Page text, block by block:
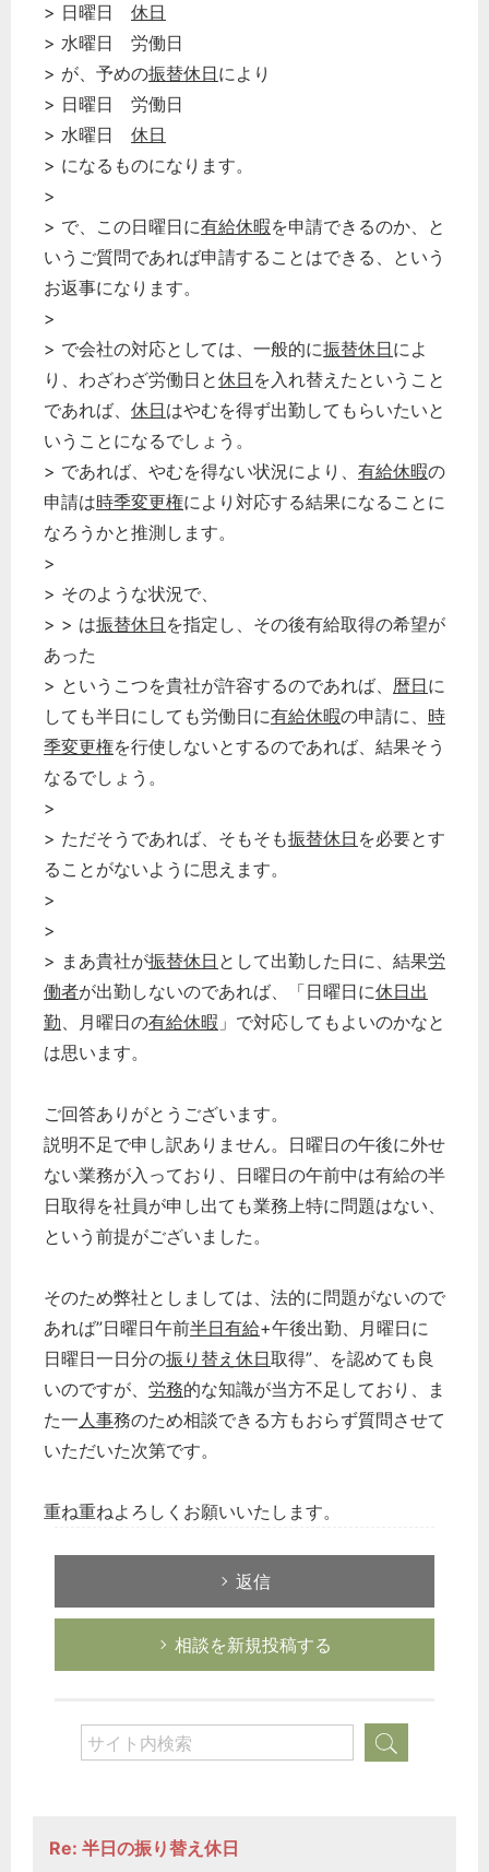
> 日曜日 休日
> 水曜日 労働日
> が、予めの振替休日により
> 日曜日 労働日
> 水曜日 休日
> になるものになります。
>
> で、この日曜日に有給休暇を申請できるのか、と
いうご質問であれば申請することはできる、という
お返事になります。
>
> で会社の対応としては、一般的に振替休日によ
り、わざわざ労働日と休日 を入れ替えたということ
であれば、 休日はやむを得ず出勤してもらいたいと
いうことになるでしょう。
> であれば、やむを得ない状況により、 有給休暇の
申請は時季変更権により対応する結果になることに
なろうかと推測します。
>
> そのような状況で、
> > は振替休日 を指定し、その後有給取得の希望が
あった
> というこつを貴社が許容するのであれば、 暦日に
しても半日にしても労働日に有給休暇の申請に、 時
季変更権を行使しないとするのであれば、結果そう
なるでしょう。
>
> ただそうであれば、そもそも振替休日 を必要とす
ることがないように思えます。
>
>
> まあ貴社が振替休日 として出勤した日に、結果労
働者が出勤しないのであれば、「日曜日に休日出
勤、月曜日の有給休暇 」で対応してもよいのかなと
は思います。
ご回答ありがとうございます。
説明不足で申し訳ありません。日曜日の午後に外せ
ない業務が入っており、日曜日の午前中は有給の半
日取得を社員が申し出ても業務上特に問題はない、
という前提がございました。
そのため弊社としましては、法的に問題がないので
あれば”日曜日午前半日有給+午後出勤、月曜日に
日曜日一日分の振り替え休日取得”、を認めても良
いのですが、 労務的な知識が当方不足しており、ま
た一人事務のため相談できる方もおらず質問させて
いただいた次第です。
重ね重ねよろしくお願いいたします。
返信
相談を新規投稿する
Re: 半日の振り替え休日